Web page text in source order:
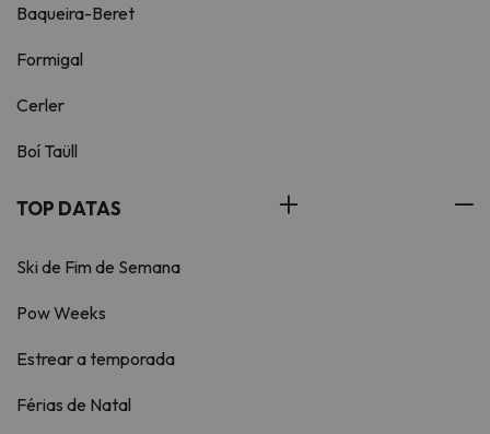
Baqueira-Beret
Formigal
Cerler
Boí Taüll
TOP DATAS
Ski de Fim de Semana
Pow Weeks
Estrear a temporada
Férias de Natal